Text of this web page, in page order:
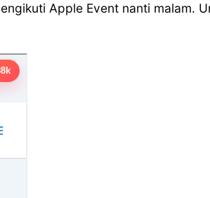
Apple Event nanti malam.